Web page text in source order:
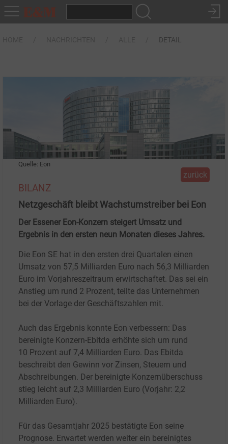
DETAIL
Quelle: Eon
zurück
BILANZ
Netzgeschäft bleibt Wachstumstreiber bei Eon
Der Essener Eon-Konzern steigert Umsatz und
Ergebnis in den ersten neun Monaten dieses Jahres.
Die Eon SE hat in den ersten drei Quartalen einen
Umsatz von 57,5 Milliarden Euro nach 56,3 Milliarden
Euro im Vorjahreszeitraum erwirtschaftet. Das sei ein
Anstieg um rund 2 Prozent, teilte das Unternehmen
bei der Vorlage der Geschäftszahlen mit.
Auch das Ergebnis konnte Eon verbessern: Das
bereinigte Konzern-Ebitda erhöhte sich um rund
10 Prozent auf 7,4 Milliarden Euro. Das Ebitda
beschreibt den Gewinn vor Zinsen, Steuern und
Abschreibungen. Der bereinigte Konzernüberschuss
stieg leicht auf 2,3 Milliarden Euro (Vorjahr: 2,2
Milliarden Euro).
Für das Gesamtjahr 2025 bestätigte Eon seine
Prognose. Erwartet werden weiter ein bereinigtes